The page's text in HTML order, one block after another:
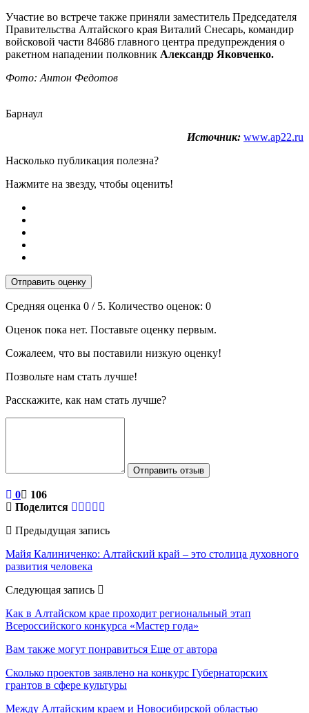
Участие во встрече также приняли заместитель Председателя
Правительства Алтайского края Виталий Снесарь, командир
войсковой части 84686 главного центра предупреждения о
ракетном нападении полковник Александр Яковченко.
Фото: Антон Федотов
Барнаул
Источник: www.ap22.ru
Насколько публикация полезна?
Нажмите на звезду, чтобы оценить!
Отправить оценку
Средняя оценка 0 / 5. Количество оценок: 0
Оценок пока нет. Поставьте оценку первым.
Сожалеем, что вы поставили низкую оценку!
Позвольте нам стать лучше!
Расскажите, как нам стать лучше?
Отправить отзыв
0
106
Поделится
Предыдущая запись
Майя Калиниченко: Алтайский край – это столица духовного
развития человека
Следующая запись
Как в Алтайском крае проходит региональный этап
Всероссийского конкурса «Мастер года»
Вам также могут понравиться Еще от автора
Сколько проектов заявлено на конкурс Губернаторских
грантов в сфере культуры
Между Алтайским краем и Новосибирской областью